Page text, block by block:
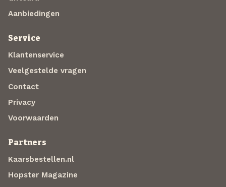
Aanbiedingen
Service
Klantenservice
Veelgestelde vragen
Contact
Privacy
Voorwaarden
Partners
Kaarsbestellen.nl
Hopster Magazine